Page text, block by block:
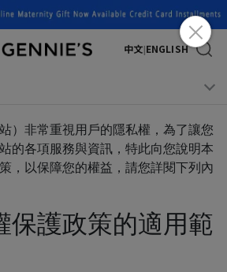
中文|ENGLISH
）非常重視用戶的隱私權，為了讓您
的各項服務與資訊，特此向您說明本
，以保障您的權益，請您詳閱下列內
保護政策的適用範